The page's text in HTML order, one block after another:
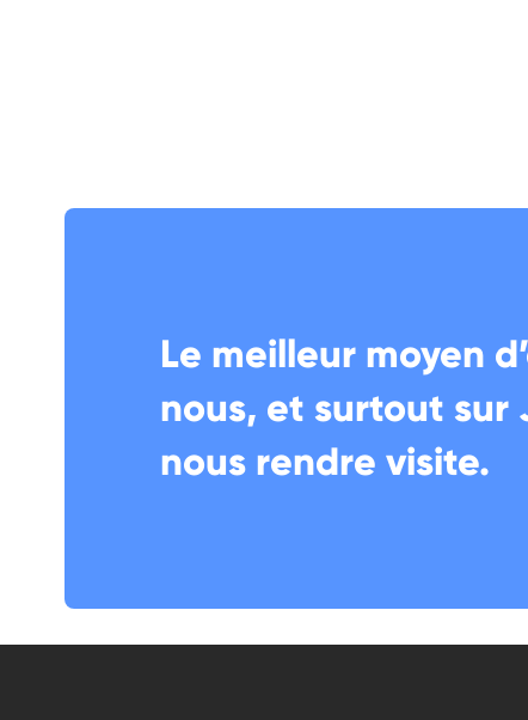
Le meilleur moyen
nous, et surtout sur
nous rendre visite.